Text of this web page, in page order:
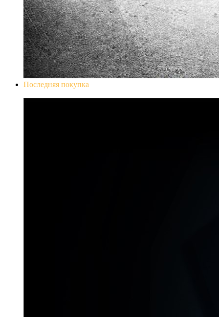
Последняя покупка